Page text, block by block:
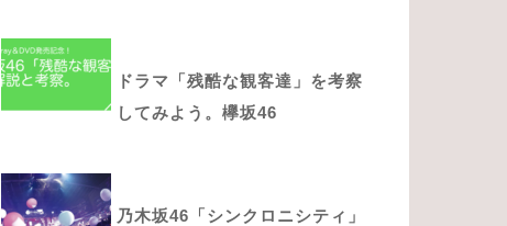
ドラマ「残酷な観客達」を考察
してみよう。欅坂46
乃木坂46「シンクロニシティ」